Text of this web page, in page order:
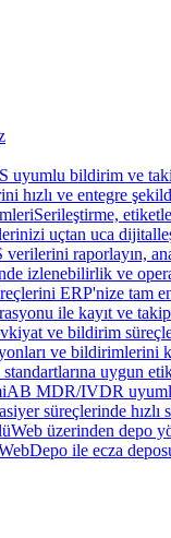
uyumlu bildirim ve
hızlı ve entegre
Serileştirme,
uçtan uca
verilerini raporlayın,
izlenebilirlik ve
ERP'nize tam
ile kayıt ve
ve bildirim
ve bildirimlerini
uygun
AB MDR/IVDR
süreçlerinde hızlı
Web üzerinden depo
ile ecza